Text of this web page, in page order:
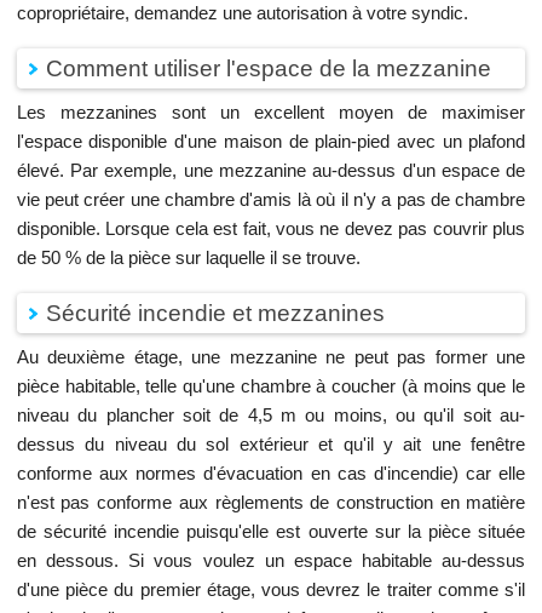
copropriétaire, demandez une autorisation à votre syndic.
Comment utiliser l'espace de la mezzanine
Les mezzanines sont un excellent moyen de maximiser
l'espace disponible d'une maison de plain-pied avec un plafond
élevé. Par exemple, une mezzanine au-dessus d'un espace de
vie peut créer une chambre d'amis là où il n'y a pas de chambre
disponible. Lorsque cela est fait, vous ne devez pas couvrir plus
de 50 % de la pièce sur laquelle il se trouve.
Sécurité incendie et mezzanines
Au deuxième étage, une mezzanine ne peut pas former une
pièce habitable, telle qu'une chambre à coucher (à moins que le
niveau du plancher soit de 4,5 m ou moins, ou qu'il soit au-
dessus du niveau du sol extérieur et qu'il y ait une fenêtre
conforme aux normes d'évacuation en cas d'incendie) car elle
n'est pas conforme aux règlements de construction en matière
de sécurité incendie puisqu'elle est ouverte sur la pièce située
en dessous. Si vous voulez un espace habitable au-dessus
d'une pièce du premier étage, vous devrez le traiter comme s'il